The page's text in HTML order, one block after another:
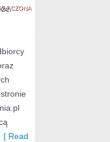
I
WYDARZENIA
[ Read